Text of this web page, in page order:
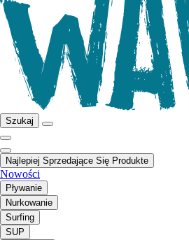
Szukaj
Najlepiej Sprzedające Się Produkte
Nowości
Pływanie
Nurkowanie
Surfing
SUP